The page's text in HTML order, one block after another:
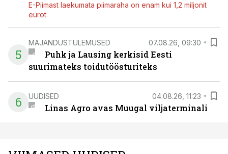
E-Piimast laekumata piimaraha on enam kui 1,2 miljonit
eurot
5
MAJANDUSTULEMUSED 07.08.26, 09:30
Puhk ja Lausing kerkisid Eesti
suurimateks toidutöösturiteks
6 UUDISED 04.08.26, 11:23
Linas Agro avas Muugal viljaterminali